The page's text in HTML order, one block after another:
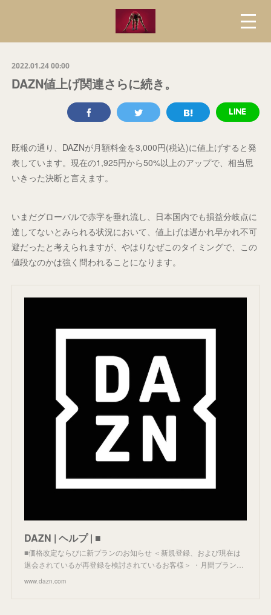
2022.01.24 00:00
DAZN値上げ関連さらに続き。
既報の通り、DAZNが月額料金を3,000円(税込)に値上げすると発
表しています。現在の1,925円から50%以上のアップで、相当思
いきった決断と言えます。
いまだグローバルで赤字を垂れ流し、日本国内でも損益分岐点に
達してないとみられる状況において、値上げは遅かれ早かれ不可
避だったと考えられますが、やはりなぜこのタイミングで、この
値段なのかは強く問われることになります。
DAZN | ヘルプ | ■
■価格改定ならびに新プランのお知らせ ＜新規登録、および現在は
退会されているが再登録を検討されているお客様＞ ・月間プラン…
www.dazn.com